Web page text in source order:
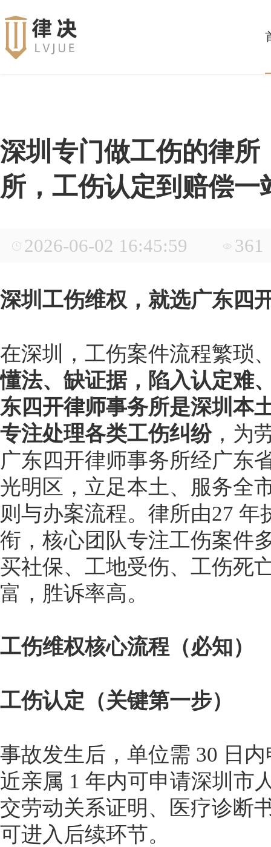
深圳专门做工伤的律所
所，工伤认定到赔偿一
2026-06-02 16:45:59 361
深圳工伤维权，就选广东四
在深圳，工伤案件流程繁琐
懂法、缺证据，陷入认定难
东四开律师事务所是深圳本
专注处理各类工伤纠纷，为
广东四开律师事务所经广东
光明区，立足本土、服务全
则与办案流程。律所由27
衔，核心团队专注工伤案件
买社保、工地受伤、工伤死
富，胜诉率高。
工伤维权核心流程（必知）
工伤认定（关键第一步）
事故发生后，单位需 30 日
近亲属 1 年内可申请深圳市
交劳动关系证明、医疗诊断
可进入后续环节。